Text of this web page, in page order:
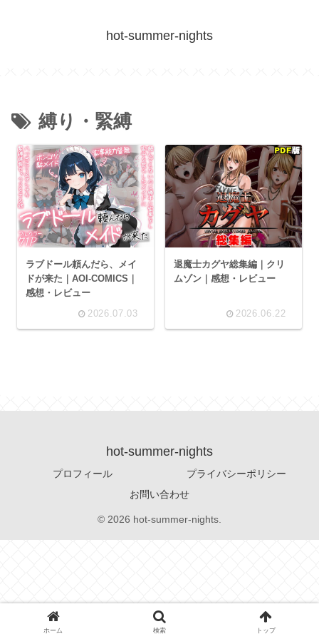
hot-summer-nights
縛り・緊縛
ラブドール頼んだら、メイ
ドが来た｜AOI-COMICS｜
感想・レビュー
2026.07.03
退魔士カグヤ総集編｜クリ
ムゾン｜感想・レビュー
2026.06.22
hot-summer-nights
プロフィール
プライバシーポリシー
お問い合わせ
© 2026 hot-summer-nights.
ホーム 検索 トップ